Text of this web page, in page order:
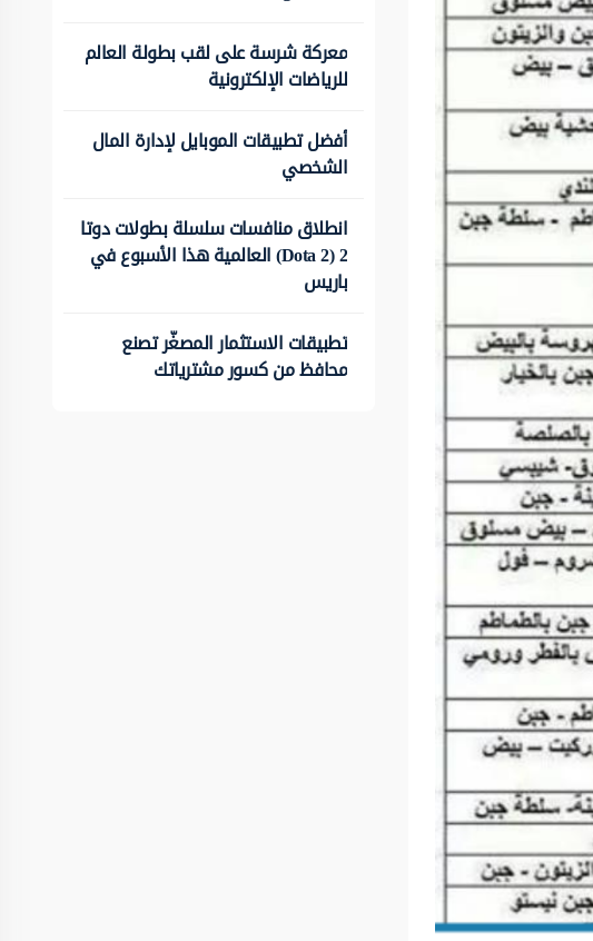
معركة شرسة على لقب بطولة العالم
للرياضات الإلكترونية
أفضل تطبيقات الموبايل لإدارة المال
الشخصي
انطلاق منافسات سلسلة بطولات دوتا
2 (Dota 2) العالمية هذا الأسبوع في
باريس
تطبيقات الاستثمار المصغّر تصنع
محافظ من كسور مشترياتك